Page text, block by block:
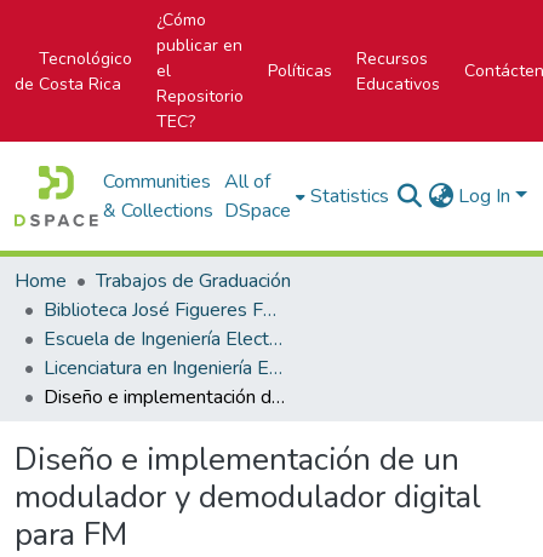
Tecnológico
de Costa Rica
¿Cómo
publicar en
el
Repositorio
TEC?
Políticas
Recursos
Educativos
Communities
& Collections
All of
DSpace
Statistics Log In
Home
Trabajos de Graduación
Biblioteca José Figueres Ferrer
Escuela de Ingeniería Electrónica
Licenciatura en Ingeniería Electrónica
Diseño e implementación de un modulador y demodulador digital para FM
Diseño e implementación de un
modulador y demodulador digital
para FM